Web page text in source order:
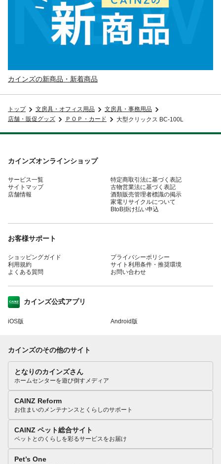
カインズの新商品・新着商品
トップ 文房具・オフィス用品
文房具・事務用品
店舗・販促グッズ
ＰＯＰ・カード 大型クリックス BC-100L
カインズオンラインショップ
サービス一覧
サイトマップ
店舗情報
特定商取引法に基づく表記
古物営業法に基づく表記
酒類販売管理者標識の掲示
家電リサイクルについて
BtoB掛け払い申込
お客様サポート
ショッピングガイド
利用規約
よくある質問
プライバシーポリシー
サイト利用条件・推奨環境
お問い合わせ
カインズ公式アプリ
iOS版 Android版
カインズのその他のサイト
となりのカインズさん
ホームセンターを遊び倒すメディア
CAINZ Reform
お住まいのメンテナンスとくらしのサポート
CAINZ ペット総合サイト
ペットとのくらしを彩るサービスをお届け
Pet’s One